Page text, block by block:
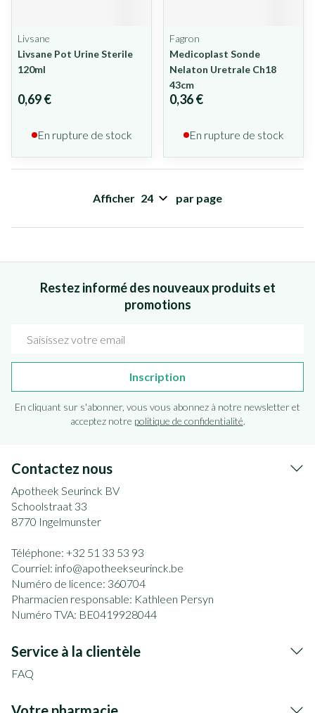
Livsane
Livsane Pot Urine Sterile
120ml
0,69 €
En rupture de stock
Fagron
Medicoplast Sonde
Nelaton Uretrale Ch18
43cm
0,36 €
En rupture de stock
Afficher par page
Restez informé des nouveaux produits et
promotions
Inscription
En cliquant sur s'abonner, vous vous abonnez à notre newsletter et
acceptez notre politique de confidentialité.
Contactez nous
Apotheek Seurinck BV
Schoolstraat 33
8770 Ingelmunster
Téléphone: +32 51 33 53 93
Courriel: info@apotheekseurinck.be
Numéro de licence: 360704
Pharmacien responsable: Kathleen Persyn
Numéro TVA: BE0419928044
Service à la clientèle
FAQ